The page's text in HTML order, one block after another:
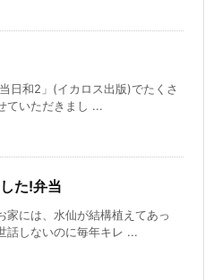
日和2」(イカロス出版)でたくさ
ていただきまし ...
た!弁当
家には、水仙が結構植えてあっ
話しないのに毎年キレ ...